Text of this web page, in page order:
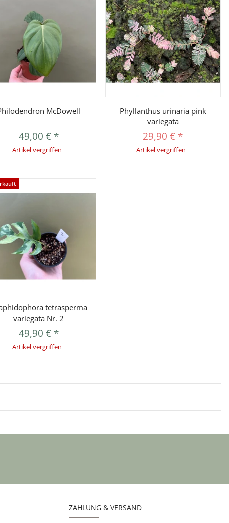
VorschauMcDowell
49,00 € *
Artikel vergriffen
Vorschau
Phyllanthus urinaria pink
variegata
29,90 € *
Artikel vergriffen
Vorschautetrasperma
variegata Nr. 2
49,90 € *
Artikel vergriffen
ZAHLUNG & VERSAND